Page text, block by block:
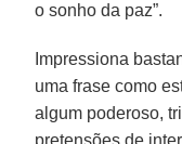
o sonho da paz”.
Impressiona
uma frase como
algum poderoso,
pretensões de